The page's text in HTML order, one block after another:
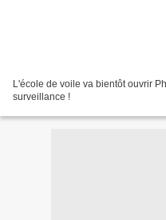
L'école de voile va bientôt ouvrir
surveillance !